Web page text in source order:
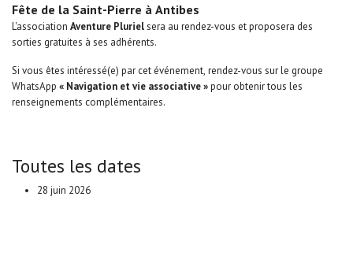
Fête de la Saint-Pierre à Antibes
L'association Aventure Plurielsera au rendez-vous et proposera des
sorties gratuites à ses adhérents.
Si vous êtes intéressé(e) par cet événement, rendez-vous sur le groupe
WhatsApp « Navigation et vie associative »pour obtenir tous les
renseignements complémentaires.
Toutes les dates
28 juin 2026